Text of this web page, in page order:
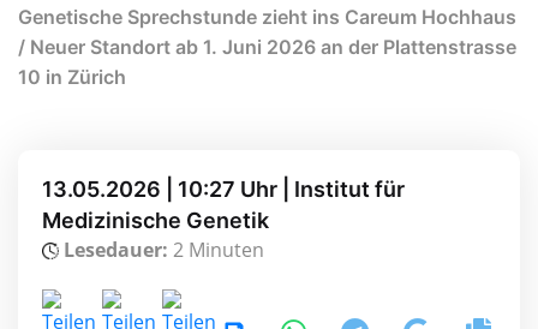
Genetische Sprechstunde zieht ins Careum Hochhaus
/ Neuer Standort ab 1. Juni 2026 an der Plattenstrasse
10 in Zürich
13.05.2026 | 10:27 Uhr | Institut für
Medizinische Genetik
Lesedauer: 2 Minuten